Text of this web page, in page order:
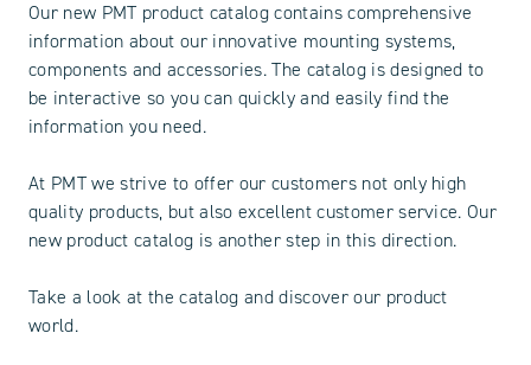
Our new PMT product catalog contains comprehensive
information about our innovative mounting systems,
components and accessories. The catalog is designed to
be interactive so you can quickly and easily find the
information you need.
At PMT we strive to offer our customers not only high
quality products, but also excellent customer service. Our
new product catalog is another step in this direction.
Take a look at the catalog and discover our product
world.